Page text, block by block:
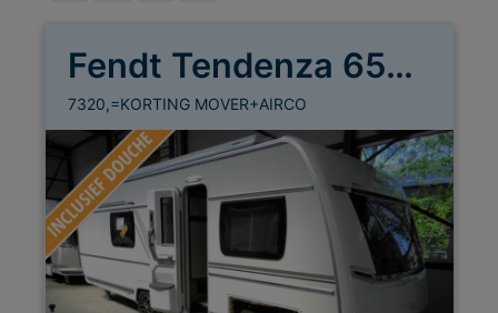
Fendt Tendenza 650 SFD
7320,=KORTING MOVER+AIRCO